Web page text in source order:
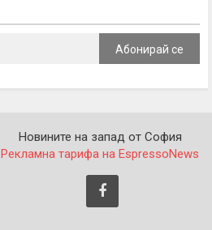
Абонирай се
Новините на запад от София
Рекламна тарифа на EspressoNews